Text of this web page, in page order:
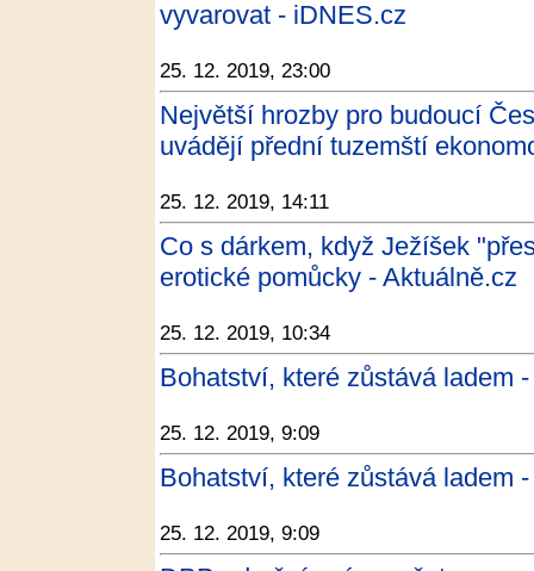
vyvarovat - iDNES.cz
25. 12. 2019, 23:00
Největší hrozby pro budoucí
uvádějí přední tuzemští
25. 12. 2019, 14:11
Co s dárkem, když Ježíšek
erotické pomůcky - Aktuálně.cz
25. 12. 2019, 10:34
Bohatství, které zůstává ladem
25. 12. 2019, 9:09
Bohatství, které zůstává ladem
25. 12. 2019, 9:09